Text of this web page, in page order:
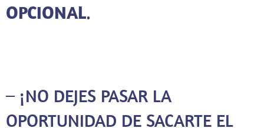
OPCIONAL.
– ¡NO DEJES PASAR LA
OPORTUNIDAD DE SACARTE EL